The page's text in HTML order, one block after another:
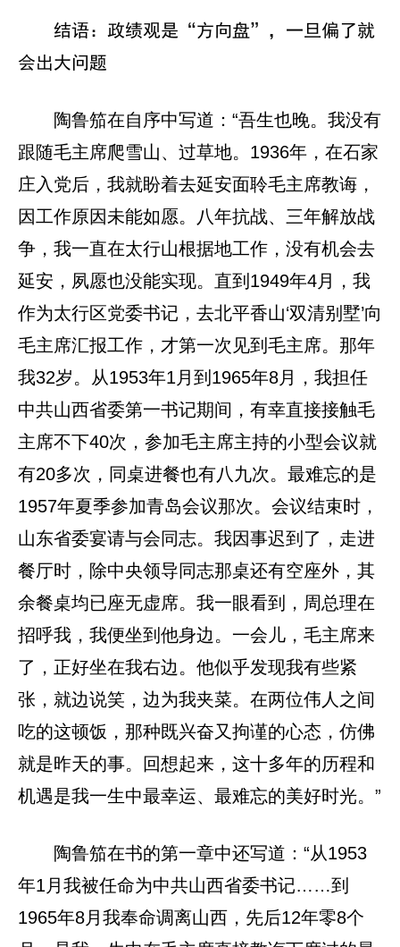
结语：政绩观是“方向盘”，一旦偏了就
会出大问题
陶鲁笳在自序中写道：“吾生也晚。我没有
跟随毛主席爬雪山、过草地。1936年，在石家
庄入党后，我就盼着去延安面聆毛主席教诲，
因工作原因未能如愿。八年抗战、三年解放战
争，我一直在太行山根据地工作，没有机会去
延安，夙愿也没能实现。直到1949年4月，我
作为太行区党委书记，去北平香山‘双清别墅’向
毛主席汇报工作，才第一次见到毛主席。那年
我32岁。从1953年1月到1965年8月，我担任
中共山西省委第一书记期间，有幸直接接触毛
主席不下40次，参加毛主席主持的小型会议就
有20多次，同桌进餐也有八九次。最难忘的是
1957年夏季参加青岛会议那次。会议结束时，
山东省委宴请与会同志。我因事迟到了，走进
餐厅时，除中央领导同志那桌还有空座外，其
余餐桌均已座无虚席。我一眼看到，周总理在
招呼我，我便坐到他身边。一会儿，毛主席来
了，正好坐在我右边。他似乎发现我有些紧
张，就边说笑，边为我夹菜。在两位伟人之间
吃的这顿饭，那种既兴奋又拘谨的心态，仿佛
就是昨天的事。回想起来，这十多年的历程和
机遇是我一生中最幸运、最难忘的美好时光。”
陶鲁笳在书的第一章中还写道：“从1953
年1月我被任命为中共山西省委书记……到
1965年8月我奉命调离山西，先后12年零8个